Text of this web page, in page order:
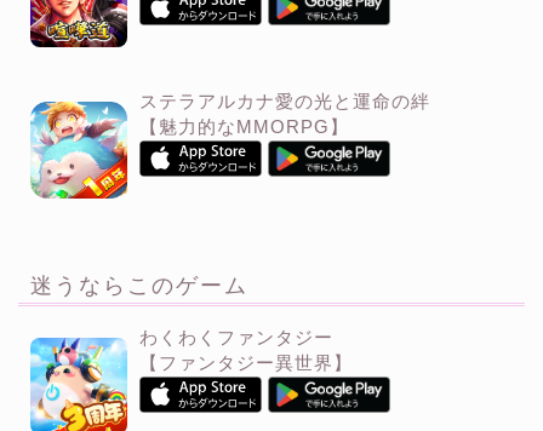
ステラアルカナ愛の光と運命の絆
【魅力的なMMORPG】
迷うならこのゲーム
わくわくファンタジー
【ファンタジー異世界】